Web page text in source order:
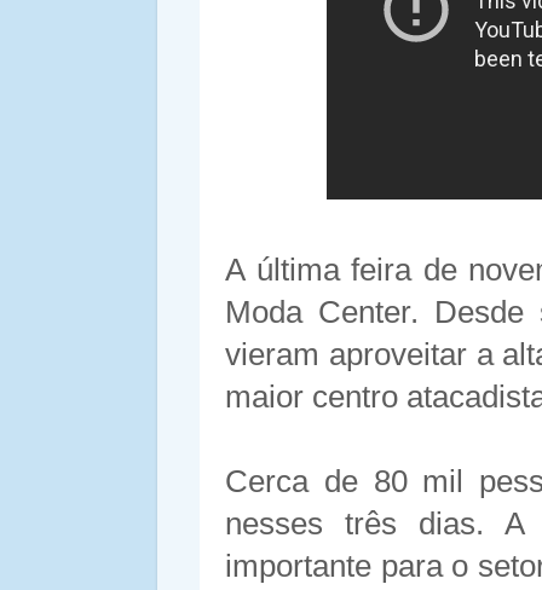
A última feira de
Moda Center.
vieram aproveitar a
maior centro
Cerca de 80 mil
nesses três dias.
importante para o